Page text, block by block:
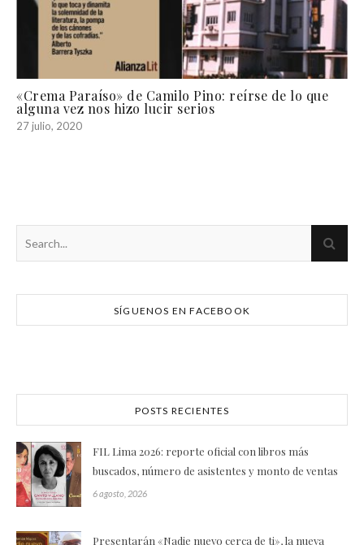
«Crema Paraíso» de Camilo Pino: reírse de lo que
alguna vez nos hizo lucir serios
27 julio, 2020
SÍGUENOS EN FACEBOOK
POSTS RECIENTES
FIL Lima 2026: reporte oficial con libros más
buscados, número de asistentes y monto de ventas
6 agosto, 2026
Presentarán «Nadie nuevo cerca de ti», la nueva